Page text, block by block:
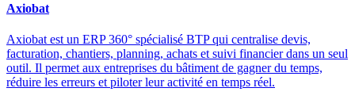
Axiobat
Axiobat est un ERP 360° spécialisé BTP qui centralise devis,
facturation, chantiers, planning, achats et suivi financier dans un seul
outil. Il permet aux entreprises du bâtiment de gagner du temps,
réduire les erreurs et piloter leur activité en temps réel.